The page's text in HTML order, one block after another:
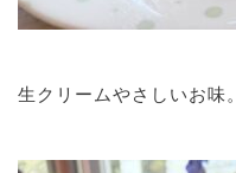
生クリームやさしいお味。